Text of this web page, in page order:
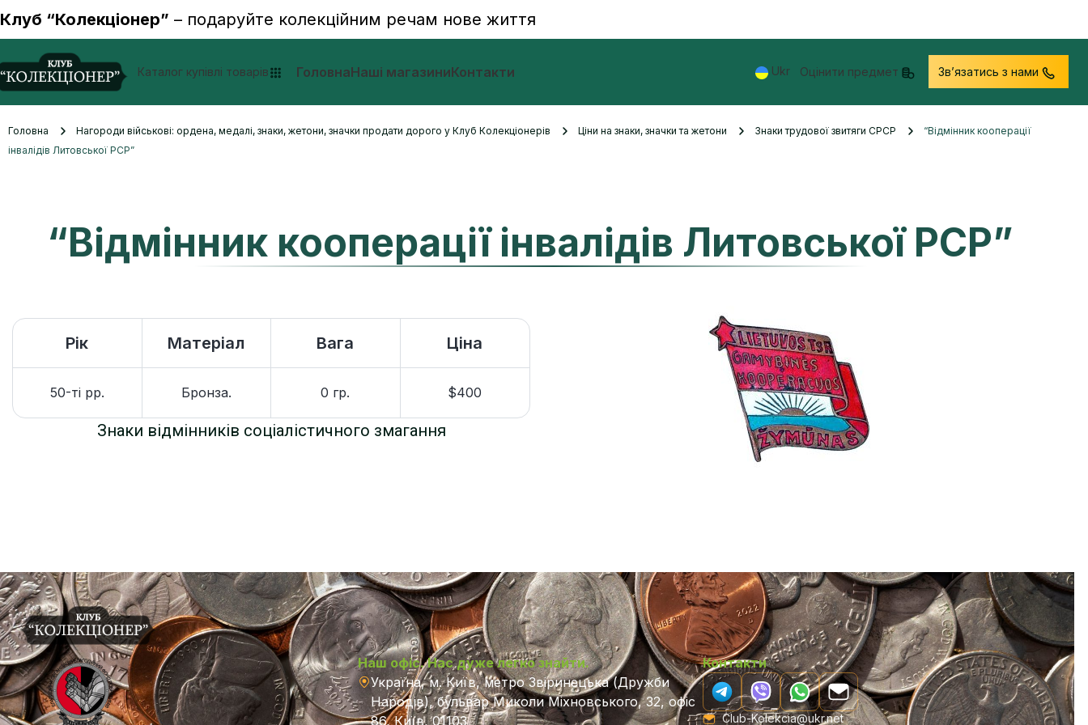
Клуб “Колекціонер” – подаруйте колекційним речам нове життя
Каталог купівлі товарів ГоловнаНаші магазиниКонтакти Ukr Оцінити предмет Звʼязатись з нами
Головна Нагороди військові: ордена, медалі, знаки, жетони, значки продати дорого у Клуб Колекціонерів Ціни на знаки, значки та жетони Знаки трудової звитяги СРСР
“Відмінник кооперації
інвалідів Литовської РСР”
“Відмінник кооперації інвалідів Литовської РСР”
Рік Матеріал Вага Ціна
50-ті рр. Бронза. 0 гр. $400
Знаки відмінників соціалістичного змагання
Наш офіс. Нас дуже легко знайти.
Україна, м. Київ, метро Звіринецька (Дружби
Народів), бульвар Миколи Міхновського, 32, офіс
86, Київ, 01103
Контакти
Club-Kolekcia@ukr.net